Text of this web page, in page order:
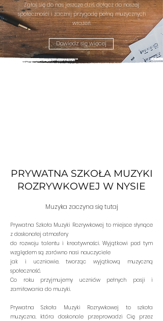
Zgłoś się do nas jeszcze dziś, dołącz do naszej
społeczności i zacznij przygodę pełną muzycznych
wrażeń.
Dowiedz się więcej
PRYWATNA SZKOŁA MUZYKI
ROZRYWKOWEJ W NYSIE
Muzyka zaczyna się tutaj
Prywatna Szkoła Muzyki Rozrywkowej to miejsce słynące
z doskonałej atmosfery
do rozwoju talentu i kreatywności. Wyjątkowi pod tym
względem są zarówno nasi nauczyciele
jak i uczniowie, tworząc wyjątkową muzyczną
społeczność.
Co roku przyjmujemy uczniów pełnych pasji i
zamiłowania do muzyki.
Prywatna Szkoła Muzyki Rozrywkowej to szkoła
muzyczna, która doskonale przeprowadzi Cię przez